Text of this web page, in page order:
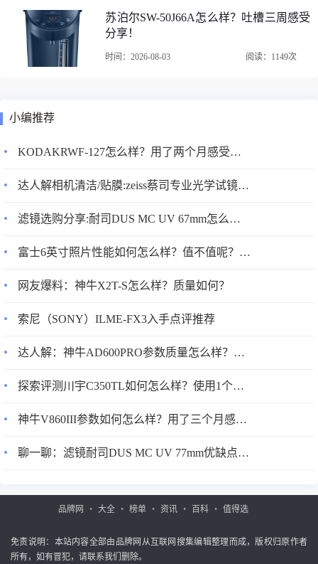
2、曼比利（Manbily）YS-254三脚架/云台外形外观：碳纤维
三角架轻便、强度高、防震耐腐蚀、冷热适应性强。冬天金
度、高模量纤维的新型纤维材料。它是由片状石墨微晶等有
到的微晶石墨材料。碳纤维“外柔内刚”，质量比金属铝轻，
但强度却高于钢铁，并且具有耐腐蚀、高模量的特性，在国
其实这个主要是看其结构设计。材质上碳纤维的形变弹性略
好，轻是一方面，强度才是根本。所以，碳三脚架主要的好
好），拍照时稳定性好；2、碳纤维三脚架，耐化学溶剂强，
化；热膨胀系数小，热稳定性好。4、碳纤维三脚架，强度
果只是看参数,可能看不出什么来,但是只要亲自拎一拎,就能
感觉出来其中的差异了。碳纤维的架子
苏泊尔SW-50J66A怎么样？吐槽三周感受
分享！
时间：2026-08-03 阅读：1149次
小编推荐
KODAKRWF-127怎么样？用了两个月感受告知！
达人解相机清洁/贴膜:zeiss蔡司专业光学试镜纸200片装质量怎么样？
滤镜选购分享:耐司DUS MC UV 67mm怎么样?真的好吗?
富士6英寸照片性能如何怎么样？值不值呢？看见有人说不好！
网友爆料：神牛X2T-S怎么样？质量如何？
索尼（SONY）ILME-FX3入手点评推荐
达人解：神牛AD600PRO参数质量怎么样？划算不划算？说说三周经验分享
探索评测川宇C350TL如何怎么样？使用1个月感受！
神牛V860III参数如何怎么样？用了三个月感受告知！
聊一聊：滤镜耐司DUS MC UV 77mm优缺点如何？
品牌网 大全 榜单 资讯 百科 值得选
免责说明：本站内容全部由品牌网从互联网搜集编辑整理而成，版权归原作者
所有，如有冒犯，请联系我们删除。